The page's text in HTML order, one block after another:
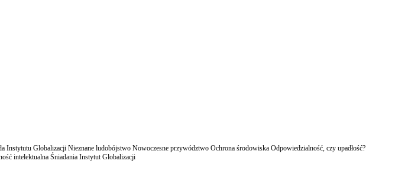
Globalizacji Nieznane ludobójstwo Nowoczesne przywództwo Ochrona środowiska Odpowiedzialność, czy upadłość?
intelektualna Śniadania Instytut Globalizacji